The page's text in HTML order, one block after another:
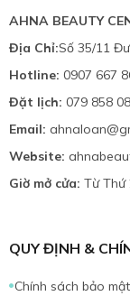
AHNA BEAUTY
Địa Chỉ:Số 35/11
Hotline: 0907 667
Đặt lịch: 079 858
Email:
Website:
Giờ mở cửa: Từ Thứ
QUY ĐỊNH &
Chính sách bảo